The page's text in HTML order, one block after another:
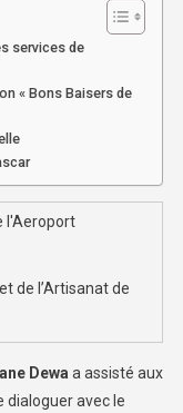
services de
« Bons Baisers de
de l’Artisanat de
Dewa a assisté aux
dialoguer avec le